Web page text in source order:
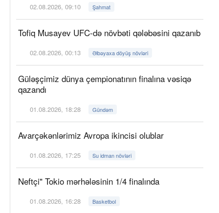
02.08.2026, 09:10 Şahmat
Tofiq Musayev UFC-də növbəti qələbəsini qazanıb
02.08.2026, 00:13 Əlbəyaxa döyüş növləri
Güləşçimiz dünya çempionatının finalına vəsiqə
qazandı
01.08.2026, 18:28 Gündəm
Avarçəkənlərimiz Avropa ikincisi olublar
01.08.2026, 17:25 Su idman növləri
Neftçi" Tokio mərhələsinin 1/4 finalında
01.08.2026, 16:28 Basketbol